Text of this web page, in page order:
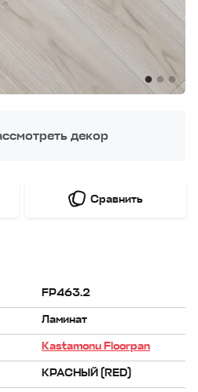
декор
Сравнить
FP463.2
Ламинат
Kastamonu Floorpan
КРАСНЫЙ (RED)